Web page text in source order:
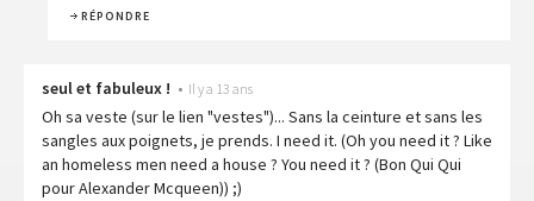
RÉPONDRE
seul et fabuleux ! • Il y a 13 ans
Oh sa veste (sur le lien "vestes")... Sans la ceinture et sans les
sangles aux poignets, je prends. I need it. (Oh you need it ? Like
an homeless men need a house ? You need it ? (Bon Qui Qui
pour Alexander Mcqueen)) ;)